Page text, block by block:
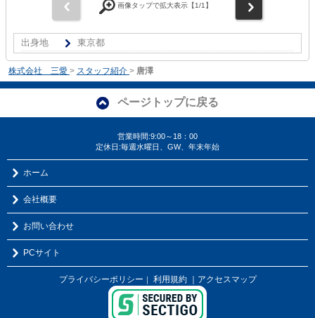
画像タップで拡大表示【1/1】
出身地 東京都
株式会社 三愛 > スタッフ紹介 > 唐澤
ページトップに戻る
営業時間:9:00～18：00
定休日:毎週水曜日、GW、年末年始
ホーム
会社概要
お問い合わせ
PCサイト
プライバシーポリシー 利用規約 ｜アクセスマップ